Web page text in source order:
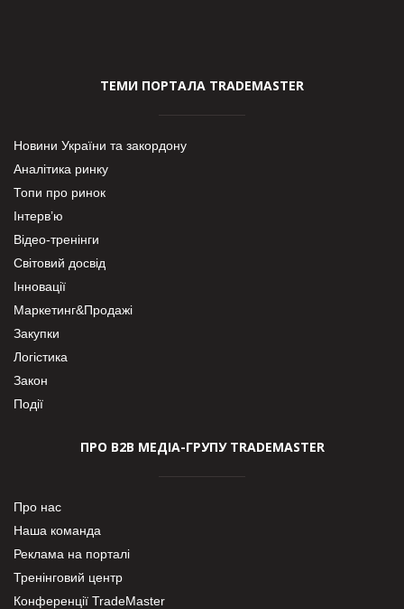
ТЕМИ ПОРТАЛА TRADEMASTER
Новини України та закордону
Аналітика ринку
Топи про ринок
Інтерв’ю
Відео-тренінги
Світовий досвід
Інновації
Маркетинг&Продажі
Закупки
Логістика
Закон
Події
ПРО В2В МЕДІА-ГРУПУ TRADEMASTER
Про нас
Наша команда
Реклама на порталі
Тренінговий центр
Конференції TradeMaster